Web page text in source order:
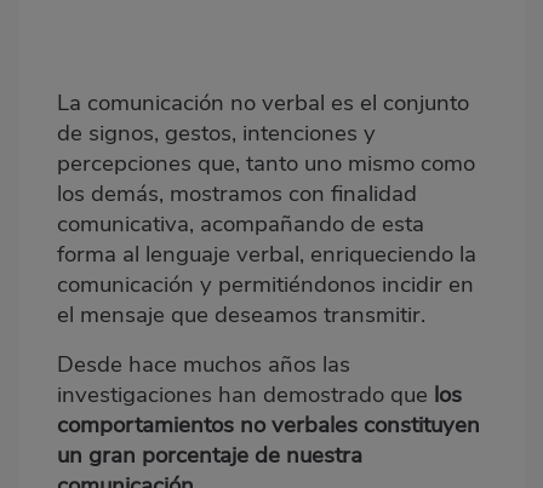
La comunicación no verbal es el conjunto
de signos, gestos, intenciones y
percepciones que, tanto uno mismo como
los demás, mostramos con finalidad
comunicativa, acompañando de esta
forma al lenguaje verbal, enriqueciendo la
comunicación y permitiéndonos incidir en
el mensaje que deseamos transmitir.
Desde hace muchos años las
investigaciones han demostrado que los
comportamientos no verbales constituyen
un gran porcentaje de nuestra